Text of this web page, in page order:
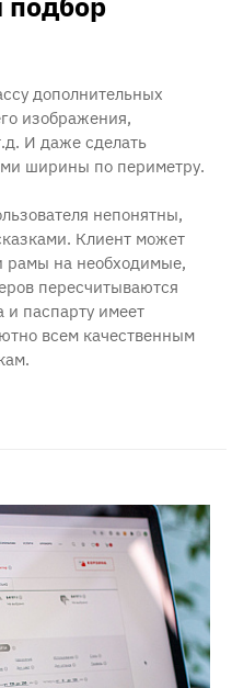
дополнительных
изображения,
И даже сделать
ширины по периметру.
непонятны,
Клиент может
рамы на необходимые,
пересчитываются
и паспарту имеет
всем качественным